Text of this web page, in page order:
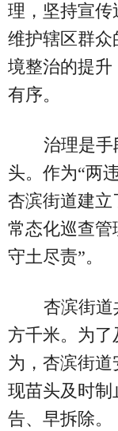
理，坚持宣传
维护辖区群众
境整治的提升
有序。
治理是
头。作为“两
杏滨街道建立
常态化巡查管
守土尽责”。
杏滨街道
方千米。为了
为，杏滨街
现苗头及时制
告、早拆除。